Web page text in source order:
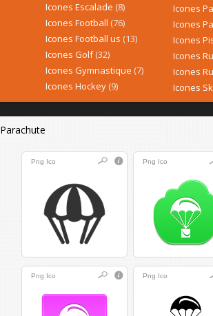
Icones Escalade (8)
Icones Football (76)
Icones Football us (13)
Icones Golf(32)
Icones Gymnastique (7)
Icones Hockey (9)
Icones
Icones
Icones
Icones
Icones
Icones
Parachute
Png Ico Png Ico
Png Ico Png Ico